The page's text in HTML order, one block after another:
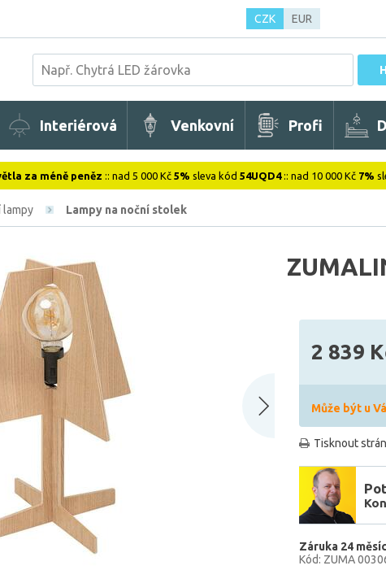
CZK EUR
Interiérová Venkovní Profi
za méně peněz :: nad 5 000 Kč 5% sleva kód 54UQD4:: nad 10 000 Kč 7%
lampy Lampy na noční stolek
2 839
Může být u
Tisknout
Záruka 24
Kód: ZUMA